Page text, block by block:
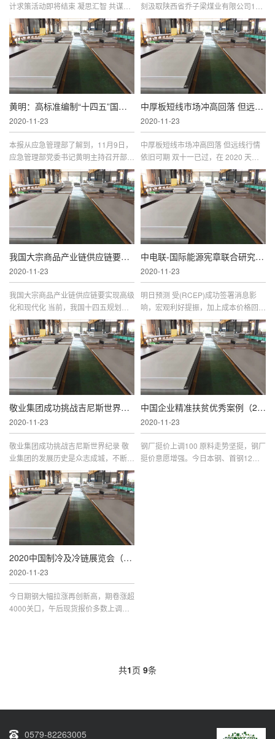
计求策活动即将结束 凝思汇智 共谋新
局将于 11 月 23 日上午 8 时结束，截
至 11 月 16 日 24 时，问计求策系统访
问量达 30.8 万次、留言总量超过 2
刻汲取陕西省乔子梁煤业有限公司114
较大煤与瓦斯突出事故教训，11月6
日，国家煤矿安监局召开全国煤矿安全
生产紧急视频会议。 会议指出，经初
黄明：高标准编制“十四五”国家应急体系规划
2020-11-23
本报从应急管理部了解到，11月9日，
应急管理部党委书记黄明主持召开部党
委会议，他在会上强调，要高标准编制
十四五国家应急体系规划，全面提高防
范化解重大安全风险的能力和水
中厚板短线市场冲高回落 但远线行情依旧可期
2020-11-23
中厚板短线市场冲高回落 但远线行情
依旧可期 双十一已过，在 2020 天猫
双十一全球狂欢季活动现场，根据天猫
发布的数据显示，超 20 万台汽车参与
打折， 120 款热销车型低至五折，挖
我国大宗商品产业链供应链要实现高级化和现代
2020-11-23
我国大宗商品产业链供应链要实现高级
化和现代化 当前，我国十四五规划以
及整个宏观经济，对大宗商品发展提出
了新要求、提供了新机遇。 11 月 10
日， 在 2020 中国大宗商品现代供应
中电联-国际能源宪章联合研究中心2020年度会议召
2020-11-23
明日预测 受(RCEP)成功签署消息影
响，宏观利好提振，加上成本价格回涨
推动，下游入市询盘积极性较昨好转，
但实际成交谨慎，商家挺价观望为主，
整体情绪面尚可，原料高位背景下，
敬业集团成功挑战吉尼斯世界纪录
2020-11-23
敬业集团成功挑战吉尼斯世界纪录 敬
业集团的发展历史是众志成城，不断挑
战，不断刷新纪录的历史，如今又获得
了一项吉尼斯世界纪录。11月13日1
5：00，在吉尼斯世界纪录认证官罗琼
中国企业精准扶贫优秀案例（2019）发布会在京召
2020-11-23
钢厂挺价上调100 原料走势坚挺，钢厂
挺价意愿增强。今日本钢、首钢12月
2020中国制冷及冷链展览会（RACC）在杭州隆重开幕
2020-11-23
今日期钢大幅拉涨再创新高，期卷涨超
4000关口，午后现货报价多数上调，
共1页 9条
0579-82263005